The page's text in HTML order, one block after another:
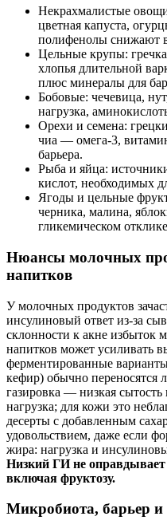
Некрахмалистые
цветная капуста,
полифенолы снижают
Цельные крупы:
хлопья длительной
плюс минералы для
Бобовые: чечевица,
нагрузка,
Орехи и семена:
чиа — омега‑3,
барьера.
Рыба и яйца:
кислот, необходимых
Ягоды и цельные
черника, малина,
гликемическом
Нюансы молочных
напитков
У молочных продуктов
инсулиновый ответ из‑за
склонности к акне избыток
напитков может усиливать
ферментированные
кефир) обычно переносятся
газировка — низкая сытость
нагрузка; для кожи это
десерты с добавленным
удовольствием, даже если
жира: нагрузка и
Низкий ГИ не оправдывает
включая фруктозу.
Микробиота, барьер и